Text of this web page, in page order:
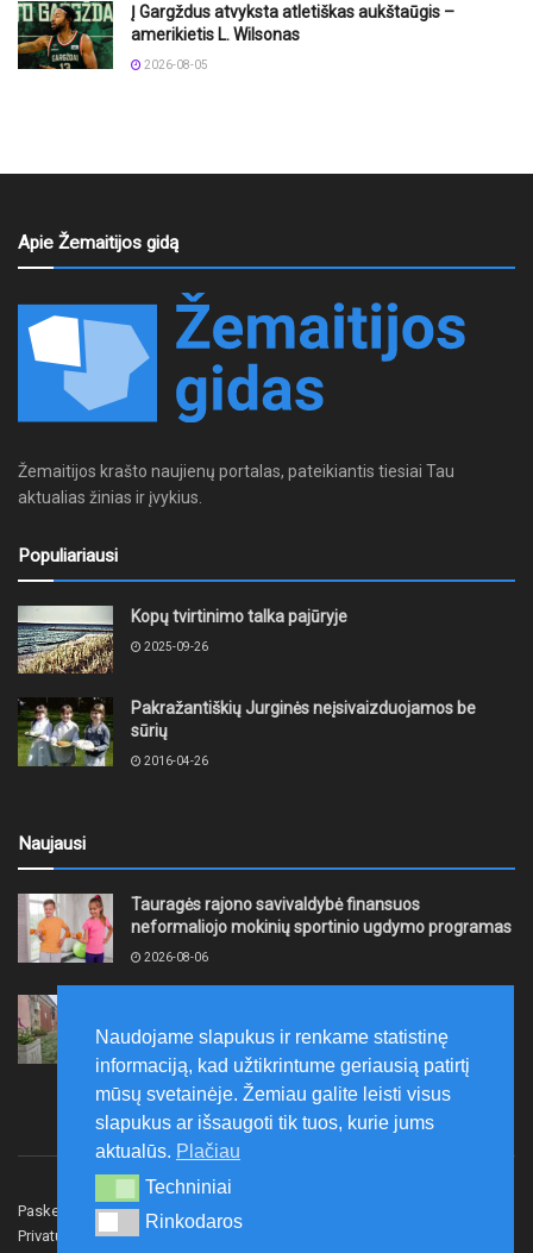
Į Gargždus atvyksta atletiškas aukštaūgis –
amerikietis L. Wilsonas
2026-08-05
Apie Žemaitijos gidą
Žemaitijos krašto naujienų portalas, pateikiantis tiesiai Tau
aktualias žinias ir įvykius.
Populiariausi
Kopų tvirtinimo talka pajūryje
2025-09-26
Pakražantiškių Jurginės neįsivaizduojamos be
sūrių
2016-04-26
Naujausi
Tauragės rajono savivaldybė finansuos
neformaliojo mokinių sportinio ugdymo programas
2026-08-06
kupina savaitė
2026-08-05
Paskelbk naujieną Rašyti redakcijai
Privatumo politika
Naudojame slapukus ir renkame statistinę
informaciją, kad užtikrintume geriausią patirtį
mūsų svetainėje. Žemiau galite leisti visus
slapukus ar išsaugoti tik tuos, kurie jums
aktualūs. Plačiau
Techniniai
Techniniai
Rinkodaros
Rinkodaros